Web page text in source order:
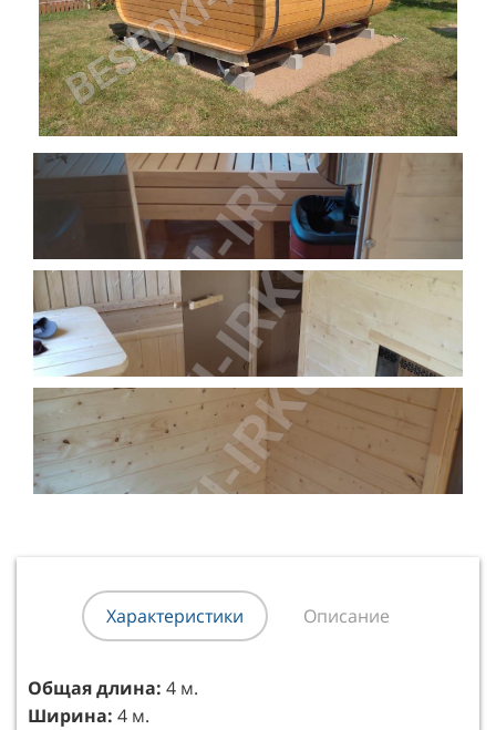
Характеристики Описание
Общая длина: 4 м.
Ширина: 4 м.
Готовый сруб бани из сухого профилированного
бруса 95х45 (Влажность 8-12%)